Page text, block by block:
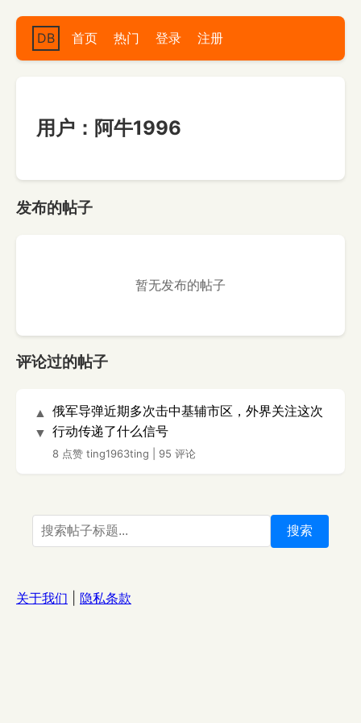
DB 首页 热门 登录 注册
用户：阿牛1996
发布的帖子
暂无发布的帖子
评论过的帖子
▲
▼
俄军导弹近期多次击中基辅市区，外界关注这次
行动传递了什么信号
8 点赞 ting1963ting 95 评论
搜索
关于我们 隐私条款